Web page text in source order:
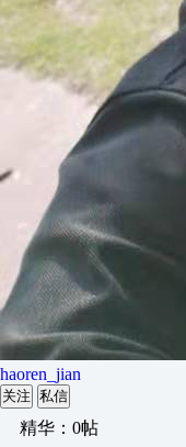
haoren_jian
关注 私信
精华：0帖